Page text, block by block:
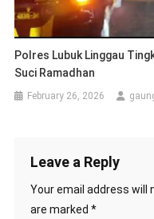
Polres Lubuk Linggau
Suci Ramadhan
February 26, 2026
Leave a Reply
Your email address will
are marked *